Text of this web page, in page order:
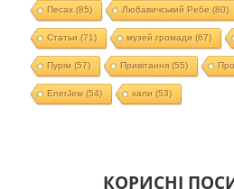
Песах(85) Любавичський Ребе (80)
Статьи (71) музей громади (67)
Пурім (57) Привітання(55)
EnerJew(54) хали (53)
КОРИСНІ